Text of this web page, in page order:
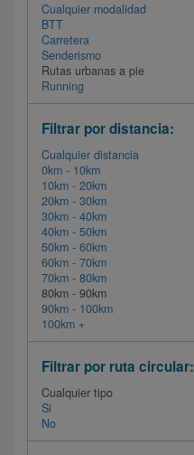
Cualquier modalidad
BTT
Carretera
Senderismo
Rutas urbanas a pie
Running
Filtrar por distancia:
Cualquier distancia
0km - 10km
10km - 20km
20km - 30km
30km - 40km
40km - 50km
50km - 60km
60km - 70km
70km - 80km
80km - 90km
90km - 100km
100km +
Filtrar por ruta circular:
Cualquier tipo
Si
No